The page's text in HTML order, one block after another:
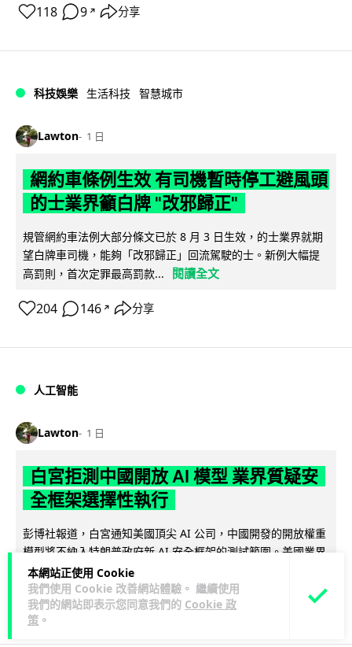
本網站正使用 Cookie
我們使用 Cookie 改善網站體驗。 繼續使用
我們的網站即表示您同意我們的 Cookie 政
策 。
118 9 ↗ 分享
科技娛樂 生活科技 智慧城市
Lawton 1 日
網約車條例生效 有司機暫時停工避風頭
的士業界籲白牌 "改邪歸正"
規管網約車法例大部分條文已於 8 月 3 日生效，的士業界就期
望白牌車司機，能夠「改邪歸正」回流駕駛的士。新例大幅提
高罰則，首次定罪最高罰款...
閱讀全文
204 146 ↗ 分享
人工智能
Lawton 1 日
白宮拒測中國開放 AI 模型 業界質疑安
全框架選擇性執行
彭博社報道，白宮通知美國頂尖 AI 公司，中國開發的開放權重
模型將不納入特朗普政府新 AI 安全框架的測試範圍。美國業界
則聯署呼籲政府不要限...
44 21↗ 分享